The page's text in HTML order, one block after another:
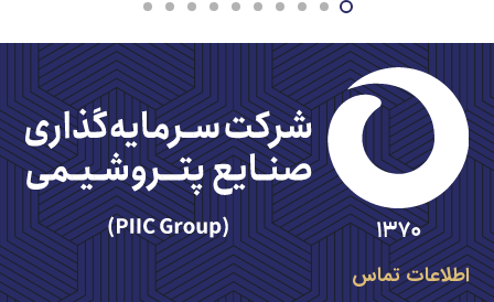
اطلاعات تماس